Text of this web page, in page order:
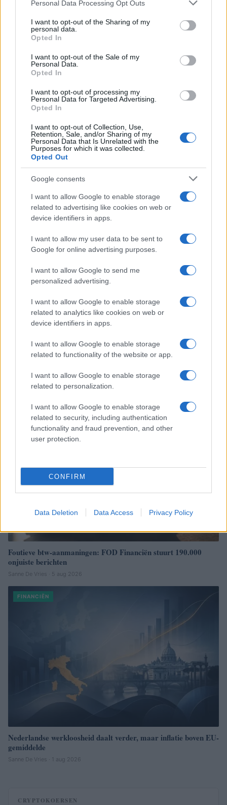
not limited to your visit or usage behaviour. You may click to
grant or deny consent to Google and its third-party tags to
use your data for below specified purposes in below Google
consent section.
Personal Data Processing Opt Outs
I want to opt-out of the Sharing of my
personal data.
Opted In
I want to opt-out of the Sale of my
Personal Data.
Opted In
I want to opt-out of processing my
Personal Data for Targeted Advertising.
Opted In
I want to opt-out of Collection, Use,
Retention, Sale, and/or Sharing of my
Personal Data that Is Unrelated with the
Purposes for which it was collected.
Opted Out
Google consents
I want to allow Google to enable storage
related to advertising like cookies on web or
device identifiers in apps.
I want to allow my user data to be sent to
Google for online advertising purposes.
I want to allow Google to send me
personalized advertising.
I want to allow Google to enable storage
related to analytics like cookies on web or
device identifiers in apps.
I want to allow Google to enable storage
related to functionality of the website or app.
I want to allow Google to enable storage
related to personalization.
I want to allow Google to enable storage
related to security, including authentication
functionality and fraud prevention, and other
user protection.
CONFIRM
Data Deletion Data Access Privacy Policy
Verder lezen
schuldafbouw
Lotte de Vries · 7 aug 2026
FINANCIËN
Foutieve btw-aanmaningen: FOD Financiën stuurt 190.000
onjuiste berichten
Sanne De Vries · 5 aug 2026
FINANCIËN
Nederlandse werkloosheid daalt verder, maar inflatie boven EU-
gemiddelde
Sanne De Vries · 1 aug 2026
CRYPTOKOERSEN